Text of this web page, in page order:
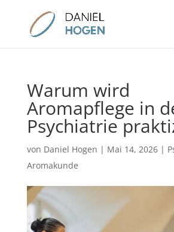
Warum wird
Aromapflege in
Psychiatrie
von Daniel Hogen | Mai 14, 2026|
Aromakunde